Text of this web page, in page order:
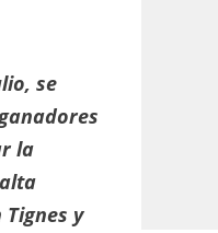
se
la
y